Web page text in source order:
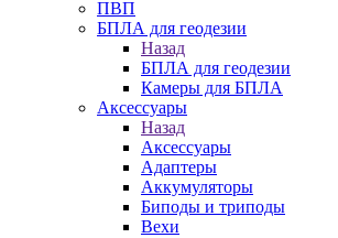
ПВП
БПЛА для геодезии
Назад
БПЛА для геодезии
Камеры для БПЛА
Аксессуары
Назад
Аксессуары
Адаптеры
Аккумуляторы
Биподы и триподы
Вехи